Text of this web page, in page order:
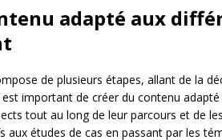
adapté aux
de plusieurs étapes, allant de la
est important de créer du contenu
tout au long de leur parcours et de
aux études de cas en passant par les